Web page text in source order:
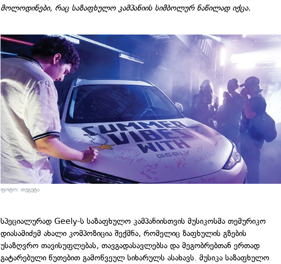
მოლოდინები, რაც საზაფხულო კამპანიის სიმბოლურ ნაწილად იქცა.
ფოტო: თეგეტა
სპეციალურად Geely-ს საზაფხულო კამპანიისთვის მუსიკოსმა თემურიკო
დიასამიძემ ახალი კომპოზიცია შექმნა, რომელიც ზაფხულის გზების
უსაზღვრო თავისუფლებას, თავგადასავლებსა და მეგობრებთან ერთად
გატარებული წუთებით გამოწვეულ სიხარულს ასახავს. მუსიკა საზაფხულო